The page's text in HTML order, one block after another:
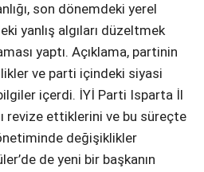
WhatsApp İhbar
Hattı
Facebook
son dönemdeki yerel
yanlış algıları düzeltmek
yaptı. Açıklama, partinin
ve parti içindeki siyasi
içerdi. İYİ Parti Isparta İl
revize ettiklerini ve bu süreçte
değişiklikler
de yeni bir başkanın